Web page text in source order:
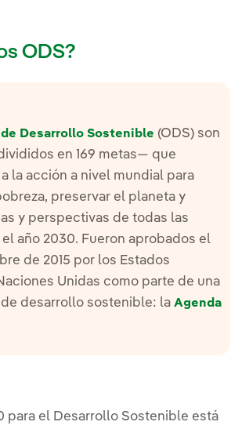
ODS?
Desarrollo Sostenible (ODS) son
en 169 metas— que
la acción a nivel mundial para
preservar el planeta y
y perspectivas de todas las
año 2030. Fueron aprobados el
de 2015 por los Estados
Unidas como parte de una
desarrollo sostenible: la Agenda
para el Desarrollo Sostenible está